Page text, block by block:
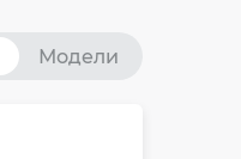
Модели